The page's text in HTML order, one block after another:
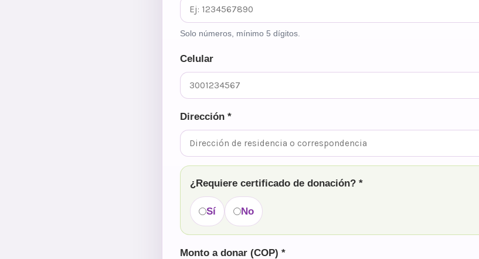
Solo números, mínimo 5 dígitos.
Celular
Dirección *
¿Requiere certificado de donación? *
Sí No
Monto a donar (COP) *